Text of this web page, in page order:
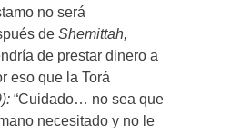
no será
de Shemittah,
de prestar dinero a
eso que la Torá
“Cuidado… no sea que
necesitado y no le